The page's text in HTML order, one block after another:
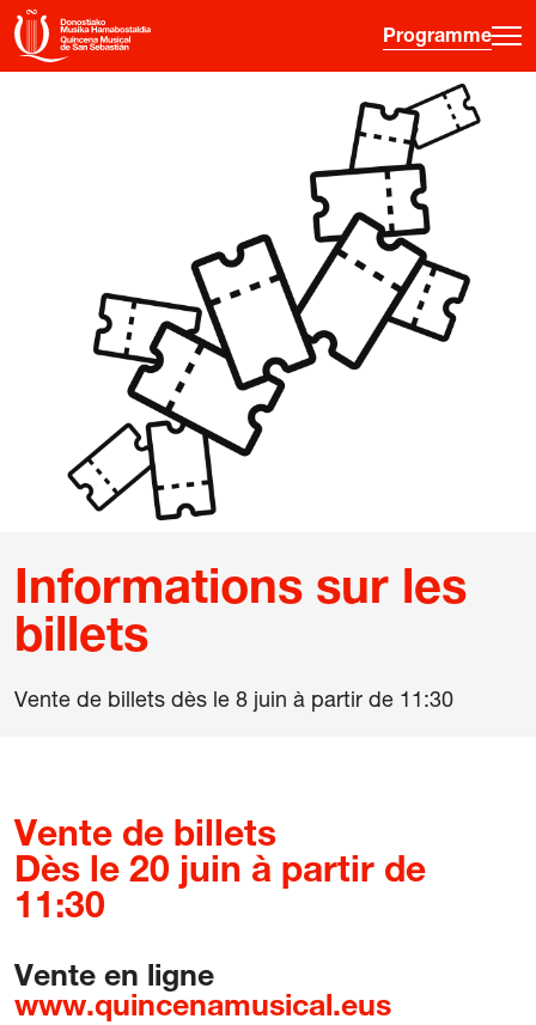
Programme
EN
Programme
Informations sur les billets
Jeune public
Quinzaine musicale
Histoire
Éditions précédentes
La quinzaine verte
Newsletter
Informations sur les
billets
Vente de billets dès le 8 juin à partir de 11:30
Vente de billets
Dès le 20 juin à partir de
11:30
Vente en ligne
www.quincenamusical.eus